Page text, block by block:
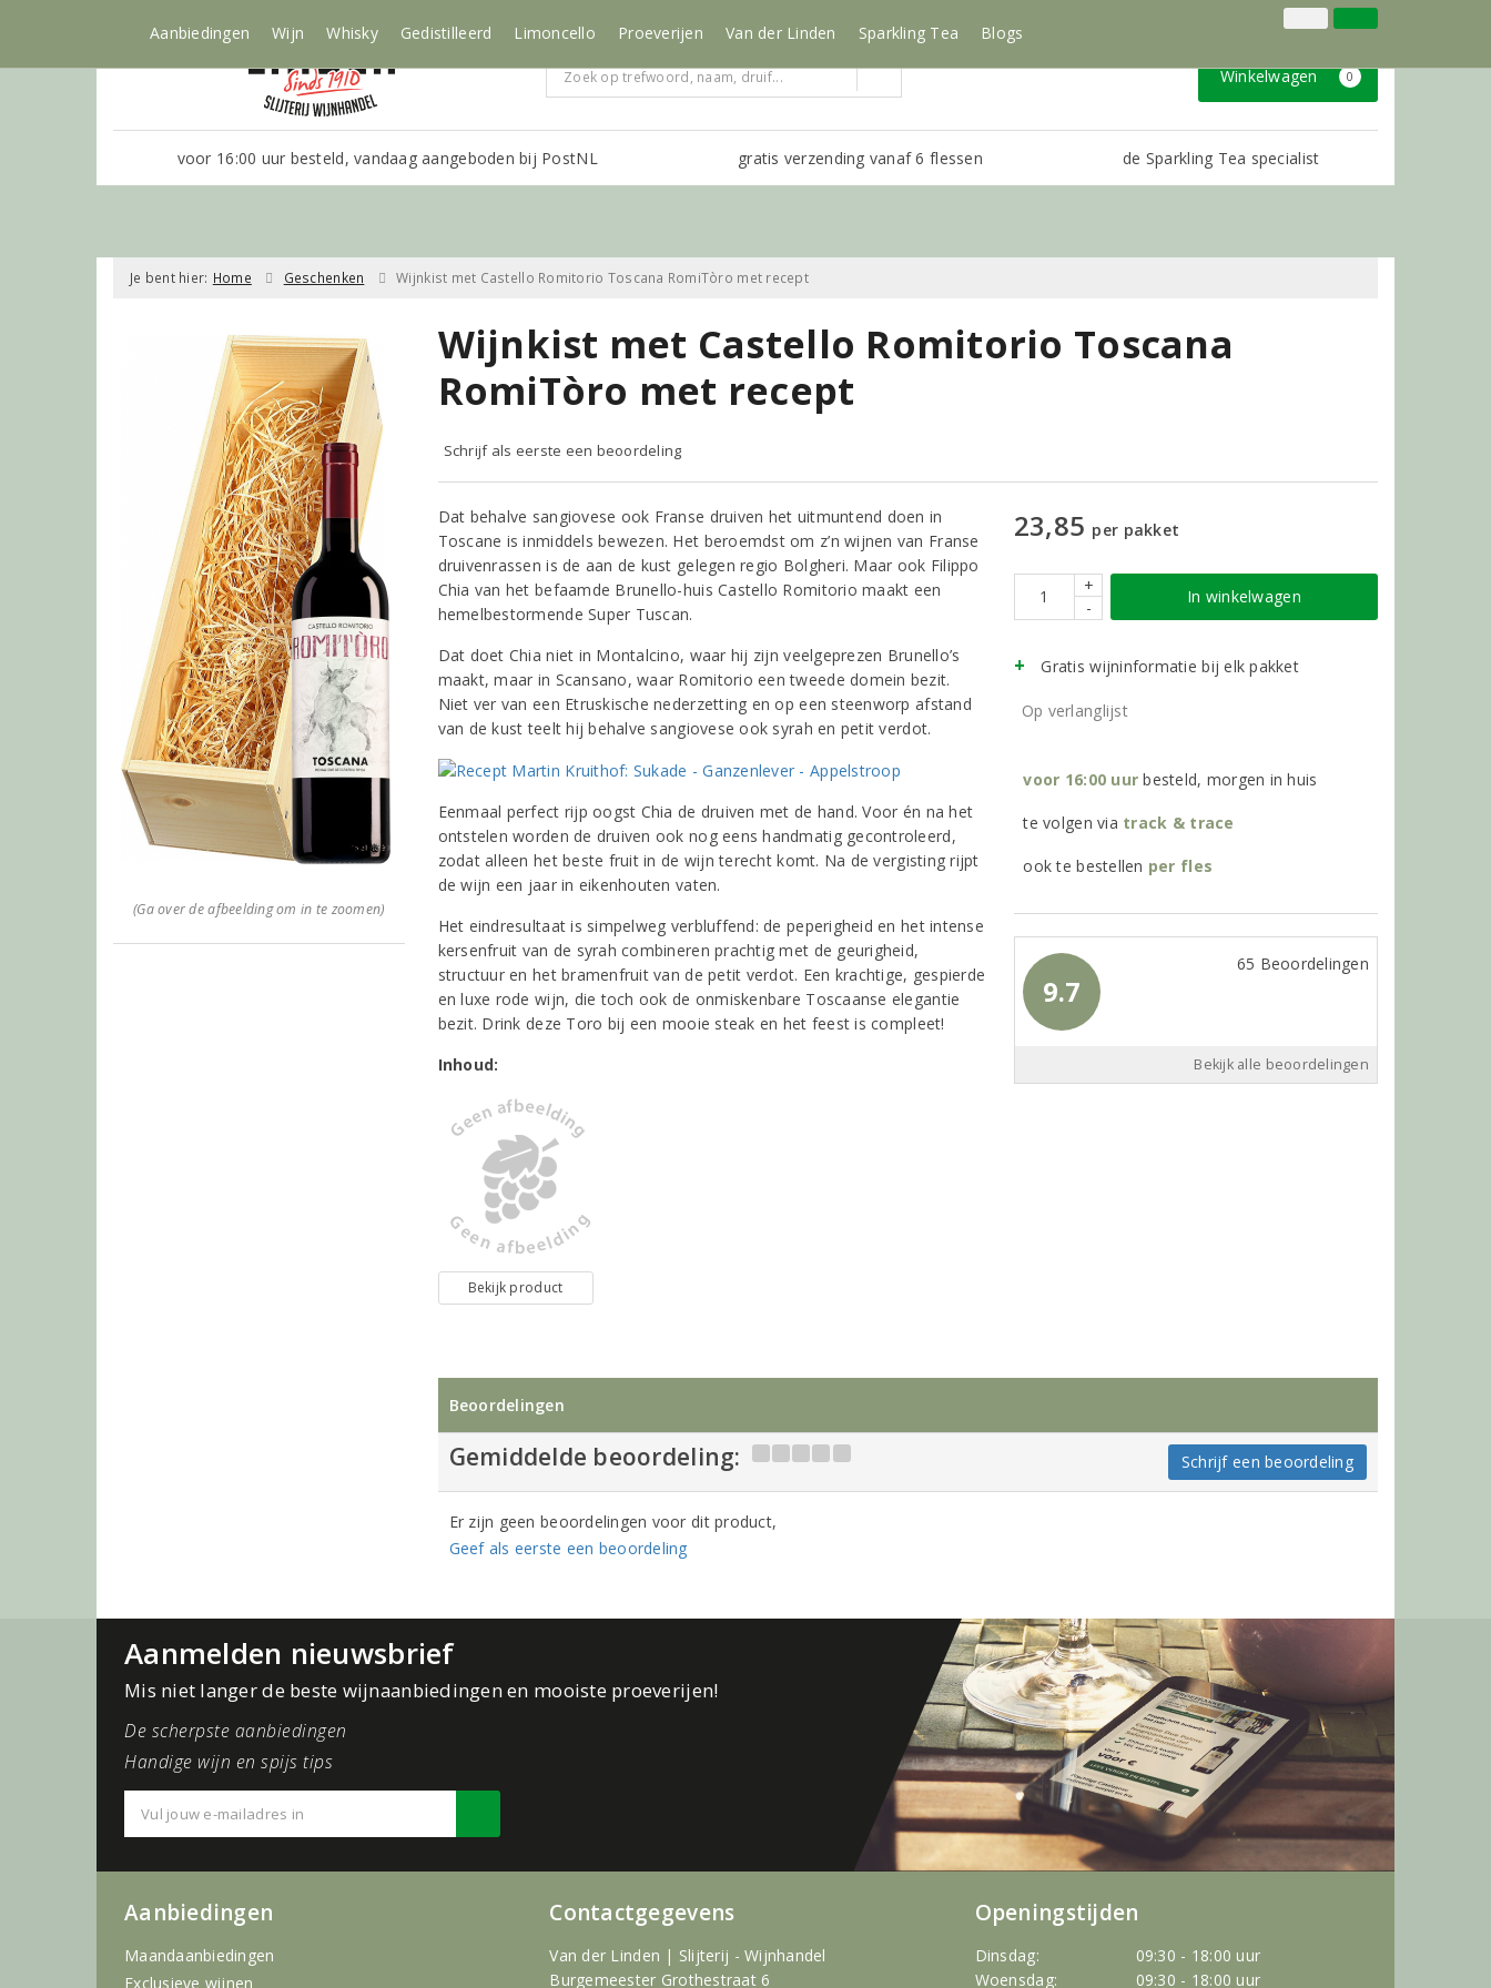
Klantenservice
Winkelwagen 0
voor 16:00 uur besteld, vandaag aangeboden bij PostNL gratis verzending vanaf 6 flessen de Sparkling Tea specialist
Aanbiedingen Wijn Whisky Gedistilleerd Limoncello Proeverijen Van der Linden Sparkling Tea Blogs
Je bent hier: Home Geschenken Wijnkist met Castello Romitorio Toscana RomiTòro met recept
(Ga over de afbeelding om in te zoomen)
Wijnkist met Castello Romitorio Toscana
RomiTòro met recept
Schrijf als eerste een beoordeling
Dat behalve sangiovese ook Franse druiven het uitmuntend doen in
Toscane is inmiddels bewezen. Het beroemdst om z’n wijnen van Franse
druivenrassen is de aan de kust gelegen regio Bolgheri. Maar ook Filippo
Chia van het befaamde Brunello-huis Castello Romitorio maakt een
hemelbestormende Super Tuscan.
Dat doet Chia niet in Montalcino, waar hij zijn veelgeprezen Brunello’s
maakt, maar in Scansano, waar Romitorio een tweede domein bezit.
Niet ver van een Etruskische nederzetting en op een steenworp afstand
van de kust teelt hij behalve sangiovese ook syrah en petit verdot.
Eenmaal perfect rijp oogst Chia de druiven met de hand. Voor én na het
ontstelen worden de druiven ook nog eens handmatig gecontroleerd,
zodat alleen het beste fruit in de wijn terecht komt. Na de vergisting rijpt
de wijn een jaar in eikenhouten vaten.
Het eindresultaat is simpelweg verbluffend: de peperigheid en het intense
kersenfruit van de syrah combineren prachtig met de geurigheid,
structuur en het bramenfruit van de petit verdot. Een krachtige, gespierde
en luxe rode wijn, die toch ook de onmiskenbare Toscaanse elegantie
bezit. Drink deze Toro bij een mooie steak en het feest is compleet!
Inhoud:
Bekijk product
23,85 per pakket
+
-
In winkelwagen
Gratis wijninformatie bij elk pakket
Op verlanglijst
voor 16:00 uur besteld, morgen in huis
te volgen via track & trace
ook te bestellen per fles
9.7
65 Beoordelingen
Bekijk alle beoordelingen
Beoordelingen
Gemiddelde beoordeling: Schrijf een beoordeling
Er zijn geen beoordelingen voor dit product,
Geef als eerste een beoordeling
Aanmelden nieuwsbrief
Mis niet langer de beste wijnaanbiedingen en mooiste proeverijen!
De scherpste aanbiedingen
Handige wijn en spijs tips
Aanbiedingen
Maandaanbiedingen
Exclusieve wijnen
Contactgegevens
Van der Linden | Slijterij - Wijnhandel
Burgemeester Grothestraat 6
Openingstijden
Dinsdag:
09:30 - 18:00 uur
Woensdag:
09:30 - 18:00 uur